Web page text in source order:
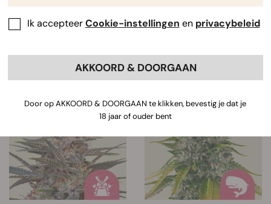
Sorteer op Filters
informatie over de eigenschappen
onder de afbeelding van elke strain.
58 Producten
Ik accepteerCookie-instellingen en privacybeleid
AKKOORD & DOORGAAN
Door op AKKOORD & DOORGAAN te klikken, bevestig je dat je
18 jaar of ouder bent